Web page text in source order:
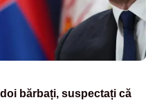
bărbați, suspectați că